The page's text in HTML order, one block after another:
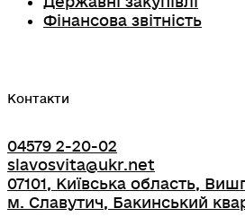
Фінансова звітність
Контакти
04579 2-20-02
slavosvita@ukr.net
07101, Київська область,
м. Славутич, Бакинський